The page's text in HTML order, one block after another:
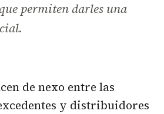
permiten darles una
de nexo entre las
y distribuidores